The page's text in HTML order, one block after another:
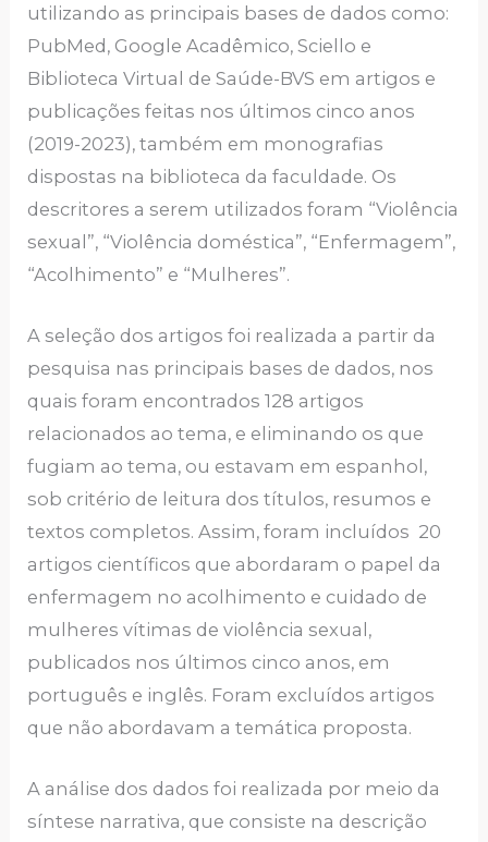
utilizando as principais bases de dados como:
PubMed, Google Acadêmico, Sciello e
Biblioteca Virtual de Saúde-BVS em artigos e
publicações feitas nos últimos cinco anos
(2019-2023), também em monografias
dispostas na biblioteca da faculdade. Os
descritores a serem utilizados foram “Violência
sexual”, “Violência doméstica”, “Enfermagem”,
“Acolhimento” e “Mulheres”.
A seleção dos artigos foi realizada a partir da
pesquisa nas principais bases de dados, nos
quais foram encontrados 128 artigos
relacionados ao tema, e eliminando os que
fugiam ao tema, ou estavam em espanhol,
sob critério de leitura dos títulos, resumos e
textos completos. Assim, foram incluídos 20
artigos científicos que abordaram o papel da
enfermagem no acolhimento e cuidado de
mulheres vítimas de violência sexual,
publicados nos últimos cinco anos, em
português e inglês. Foram excluídos artigos
que não abordavam a temática proposta.
A análise dos dados foi realizada por meio da
síntese narrativa, que consiste na descrição